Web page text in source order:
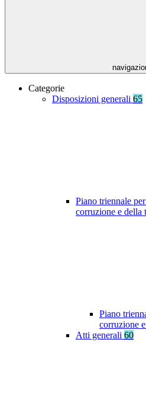
Categorie
Disposizioni generali 65
Piano triennale
corruzione e della
Piano
corruzione
Atti generali 60